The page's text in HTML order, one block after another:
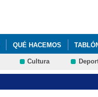
QUÉ HACEMOS
Cultura